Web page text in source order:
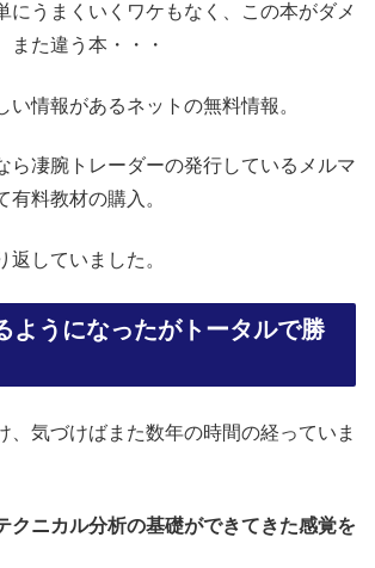
にうまくいくワケもなく、この本がダメ
また違う本・・・
い情報があるネットの無料情報。
ら凄腕トレーダーの発行しているメルマ
有料教材の購入。
返していました。
ようになったがトータルで勝
、気づけばまた数年の時間の経っていま
クニカル分析の基礎ができてきた感覚を